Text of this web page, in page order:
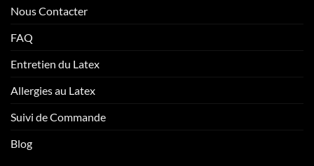
Nous Contacter
FAQ
Entretien du Latex
Allergies au Latex
Suivi de Commande
Blog